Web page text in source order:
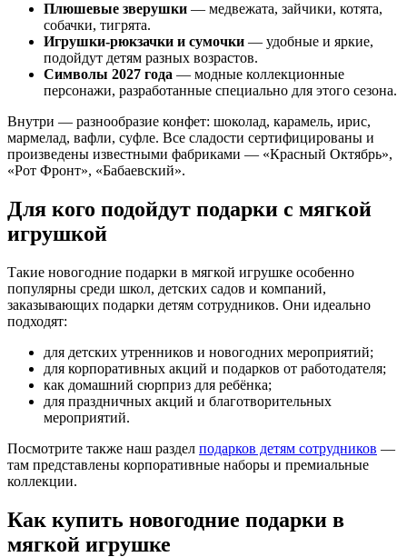
Плюшевые зверушки — медвежата, зайчики, котята,
собачки, тигрята.
Игрушки-рюкзачки и сумочки — удобные и яркие,
подойдут детям разных возрастов.
Символы 2027 года — модные коллекционные
персонажи, разработанные специально для этого сезона.
Внутри — разнообразие конфет: шоколад, карамель, ирис,
мармелад, вафли, суфле. Все сладости сертифицированы и
произведены известными фабриками — «Красный Октябрь»,
«Рот Фронт», «Бабаевский».
Для кого подойдут подарки с мягкой
игрушкой
Такие новогодние подарки в мягкой игрушке особенно
популярны среди школ, детских садов и компаний,
заказывающих подарки детям сотрудников. Они идеально
подходят:
для детских утренников и новогодних мероприятий;
для корпоративных акций и подарков от работодателя;
как домашний сюрприз для ребёнка;
для праздничных акций и благотворительных
мероприятий.
Посмотрите также наш раздел подарков детям сотрудников —
там представлены корпоративные наборы и премиальные
коллекции.
Как купить новогодние подарки в
мягкой игрушке